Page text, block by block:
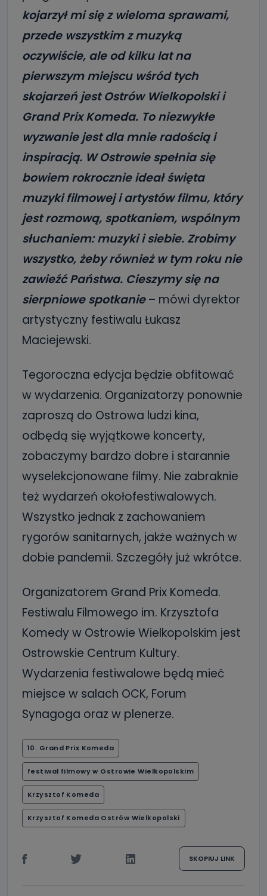
kojarzył mi się z wieloma sprawami,
przede wszystkim z muzyką
oczywiście, ale od kilku lat na
pierwszym miejscu wśród tych
skojarzeń jest Ostrów Wielkopolski i
Grand Prix Komeda. To niezwykłe
wyzwanie jest dla mnie radością i
inspiracją. W Ostrowie spełnia się
bowiem rokrocznie ideał święta
muzyki filmowej i artystów filmu, który
jest rozmową, spotkaniem, wspólnym
słuchaniem: muzyki i siebie. Zrobimy
wszystko, żeby również w tym roku nie
zawieźć Państwa. Cieszymy się na
sierpniowe spotkanie– mówi dyrektor
artystyczny festiwalu Łukasz
Maciejewski.
Tegoroczna edycja będzie obfitować
w wydarzenia. Organizatorzy ponownie
zaproszą do Ostrowa ludzi kina,
odbędą się wyjątkowe koncerty,
zobaczymy bardzo dobre i starannie
wyselekcjonowane filmy. Nie zabraknie
też wydarzeń okołofestiwalowych.
Wszystko jednak z zachowaniem
rygorów sanitarnych, jakże ważnych w
dobie pandemii. Szczegóły już wkrótce.
Organizatorem Grand Prix Komeda.
Festiwalu Filmowego im. Krzysztofa
Komedy w Ostrowie Wielkopolskim jest
Ostrowskie Centrum Kultury.
Wydarzenia festiwalowe będą mieć
miejsce w salach OCK, Forum
Synagoga oraz w plenerze.
10. Grand Prix Komeda
festiwal filmowy w Ostrowie Wielkopolskim
Krzysztof Komeda
Krzysztof Komeda Ostrów Wielkopolski
SKOPIUJ LINK